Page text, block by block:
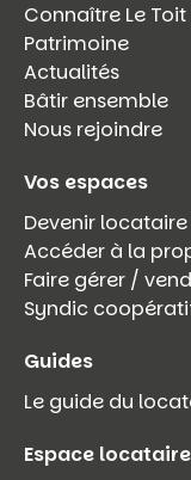
Connaître Le Toit
Patrimoine
Actualités
Bâtir ensemble
Nous rejoindre
Vos espaces
Devenir locataire
Accéder à la
Faire gérer /
Syndic
Guides
Le guide du
Espace locataire